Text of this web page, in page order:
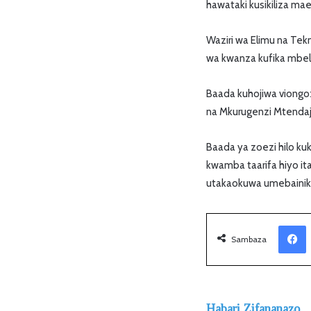
hawataki kusikiliza
Waziri wa Elimu na
wa kwanza kufika
Baada kuhojiwa
na Mkurugenzi
Baada ya zoezi hilo
kwamba taarifa hiyo
utakaokuwa
Sambaza